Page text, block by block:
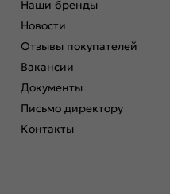
Наши бренды
Новости
Отзывы покупателей
Вакансии
Документы
Письмо директору
Контакты